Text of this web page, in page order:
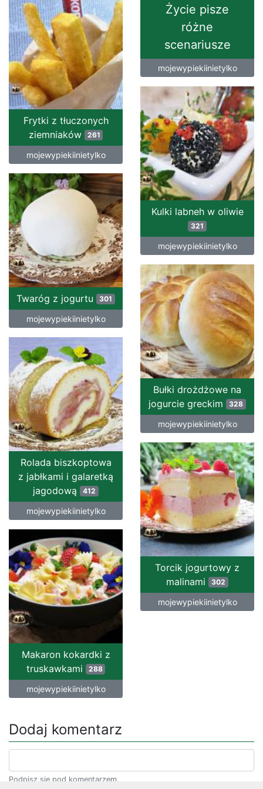
Frytki z tłuczonych
ziemniaków
261
mojewypiekiinietylko
Życie pisze
różne
scenariusze
mojewypiekiinietylko
Kulki labneh w oliwie
321
mojewypiekiinietylko
Twaróg z jogurtu 301
mojewypiekiinietylko
Bułki drożdżowe na
jogurcie greckim 328
mojewypiekiinietylko
Rolada biszkoptowa
z jabłkami i galaretką
jagodową 412
mojewypiekiinietylko
Torcik jogurtowy z
malinami 302
mojewypiekiinietylko
Makaron kokardki z
truskawkami
288
mojewypiekiinietylko
Dodaj komentarz
Podpisz się pod komentarzem.